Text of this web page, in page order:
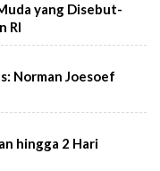
yang Disebut-
RI
Norman Joesoef
hingga 2 Hari